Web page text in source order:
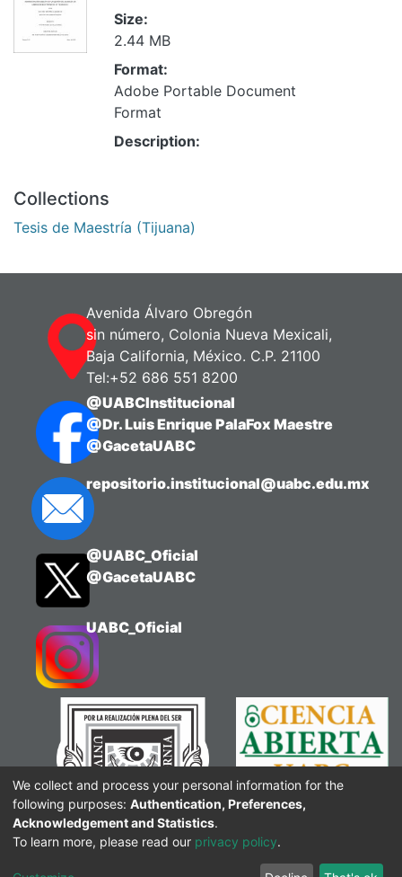
Size:
2.44 MB
Format:
Adobe Portable Document
Format
Description:
Collections
Tesis de Maestría (Tijuana)
Avenida Álvaro Obregón
sin número, Colonia Nueva Mexicali,
Baja California, México. C.P. 21100
Tel:+52 686 551 8200
@UABCInstitucional
@Dr. Luis Enrique PalaFox Maestre
@GacetaUABC
repositorio.institucional@uabc.edu.mx
@UABC_Oficial
@GacetaUABC
UABC_Oficial
We collect and process your personal information for the
following purposes: Authentication, Preferences,
Acknowledgement and Statistics.
To learn more, please read our privacy policy.